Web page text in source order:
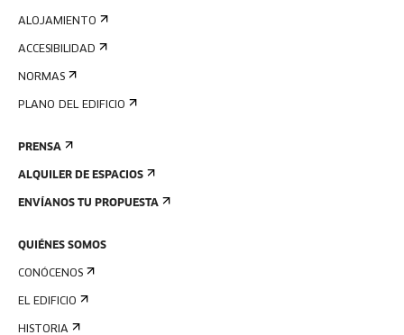
ALOJAMIENTO
ACCESIBILIDAD
NORMAS
PLANO DEL EDIFICIO
PRENSA
ALQUILER DE ESPACIOS
ENVÍANOS TU PROPUESTA
QUIÉNES SOMOS
CONÓCENOS
EL EDIFICIO
HISTORIA